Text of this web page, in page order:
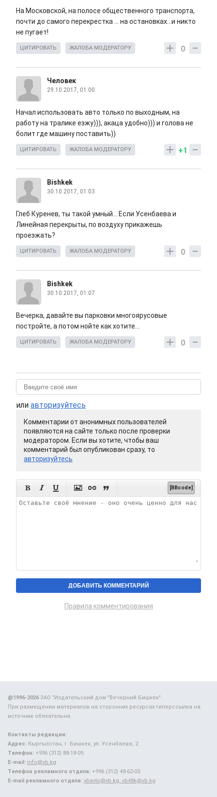
На Московской, на полосе общественного транспорта,
почти до самого перекрестка ... на остановках...и никто
не пугает!
0
ЦИТИРОВАТЬ ЖАЛОБА МОДЕРАТОРУ
Человек
29.10.2017, 01:00
Начал использовать авто только по выходным, на
работу на тралике езжу))), акаца удобно))) и голова не
болит где машину поставить))
+1
ЦИТИРОВАТЬ ЖАЛОБА МОДЕРАТОРУ
Bishkek
30.10.2017, 01:03
Глеб Куренев, ты такой умный... Если Усенбаева и
Линейная перекрыты, по воздуху прикажешь
проезжать?
0
ЦИТИРОВАТЬ ЖАЛОБА МОДЕРАТОРУ
Bishkek
30.10.2017, 01:07
Вечерка, давайте вы парковки многоярусовые
постройте, а потом нойте как хотите...
0
ЦИТИРОВАТЬ ЖАЛОБА МОДЕРАТОРУ
или авторизуйтесь
Комментарии от анонимных пользователей
появляются на сайте только после проверки
модератором. Если вы хотите, чтобы ваш
комментарий был опубликован сразу, то
авторизуйтесь
      [BBcode]
Правила комментирования
@1996-2026ЗАО "Издательский дом "Вечерний Бишкек"
При размещении материалов на сторонних ресурсах гиперссылка на
источник обязательна.
Контакты редакции:
Адрес: Кыргызстан, г. Бишкек, ул. Усенбаева, 2.
Телефон: +996 (312) 88-18-09.
E-mail: info@vb.kg
Телефон рекламного отдела: +996 (312) 48-62-03.
E-mail рекламного отдела: vbavto@vb.kg, vb48k@vb.kg